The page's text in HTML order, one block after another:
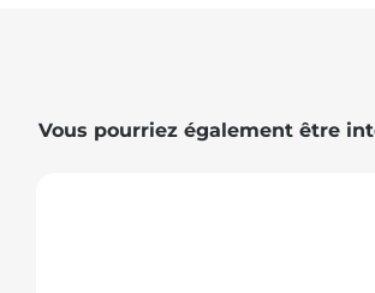
Vous pourriez également être